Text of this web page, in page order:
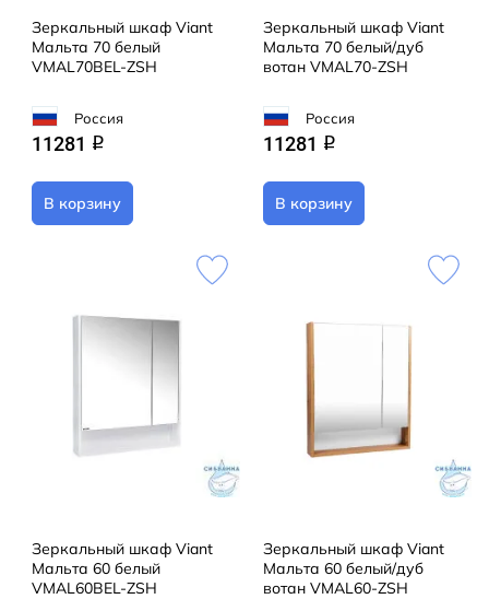
Зеркальный шкаф Viant
Мальта 70 белый
VMAL70BEL-ZSH
Россия
11281 q
В корзину
Зеркальный шкаф Viant
Мальта 70 белый/дуб
вотан VMAL70-ZSH
Россия
11281 q
В корзину
Зеркальный шкаф Viant
Мальта 60 белый
VMAL60BEL-ZSH
Зеркальный шкаф Viant
Мальта 60 белый/дуб
вотан VMAL60-ZSH